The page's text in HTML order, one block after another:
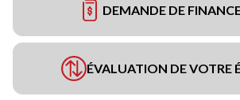
DEMANDE DE
ÉVALUATION DE VOTRE